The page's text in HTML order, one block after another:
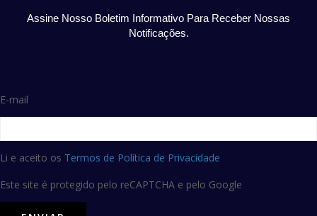
Assine Nosso Boletim Informativo Para Receber Nossas
Notificações.
E-mail
Li e aceito os Termos de Política de Privacidade
Este site é protegido pelo reCAPTCHA e pelo Google